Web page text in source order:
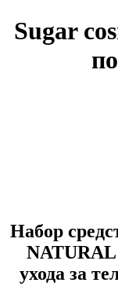
Sugar
Набор
ухода за